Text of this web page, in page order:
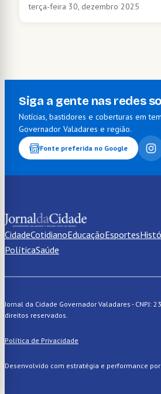
terça-feira 30, dezembro 2025
Siga a gente nas redes
Notícias, bastidores e coberturas em
Governador Valadares e região.
Fonte preferida no Google
CidadeCotidianoEducaçãoEsportes
PolíticaSaúde
Jornal da Cidade Governador Valadares - CNPJ:
direitos reservados.
Política de Privacidade
Desenvolvido com estratégia e performance por